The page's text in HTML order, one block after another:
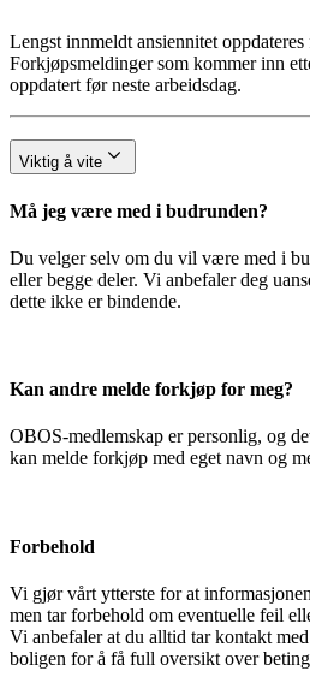
Lengst innmeldt ansiennitet
Forkjøpsmeldinger som kommer inn
oppdatert før neste arbeidsdag.
Viktig å vite
Må jeg være med i budrunden?
Du velger selv om du vil være med i
eller begge deler. Vi anbefaler deg
dette ikke er bindende.
Kan andre melde forkjøp for meg?
OBOS-medlemskap er personlig, og
kan melde forkjøp med eget navn og
Forbehold
Vi gjør vårt ytterste for at
men tar forbehold om eventuelle feil
Vi anbefaler at du alltid tar kontakt
boligen for å få full oversikt over